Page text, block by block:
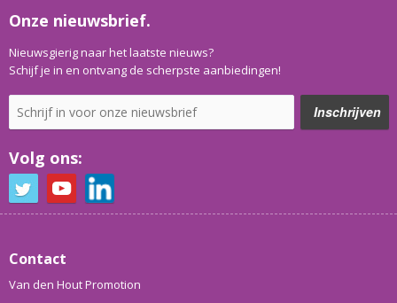
Onze nieuwsbrief.
Nieuwsgierig naar het laatste nieuws?
Schijf je in en ontvang de scherpste aanbiedingen!
Volg ons:
Contact
Van den Hout Promotion